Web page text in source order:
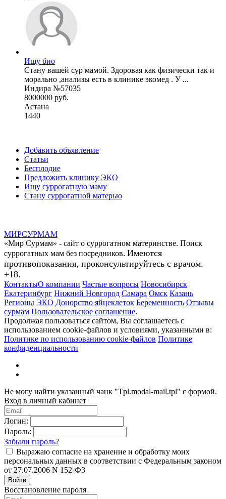
Ищу био
Стану вашей сур мамой. Здоровая как физически так и
морально ,анализы есть в клинике экомед . У ...
Индира №57035
8000000 руб.
Астана
1440
Добавить объявление
Статьи
Бесплодие
Предложить клинику ЭКО
Ищу суррогатную маму
Стану суррогатной матерью
МИРСУРМАМ
«Мир Сурмам» - сайт о суррогатном материнстве. Поиск
суррогатных мам без посредников. Имеются
противопоказания, проконсультируйтесь с врачом.
+18.
КонтактыО компании Частые вопросы Новосибирск
Екатеринбург Нижний Новгород Самара Омск Казань
Регионы ЭКО Донорство яйцеклеток Беременность Отзывы
сурмам Пользовательское соглашение.
Продолжая пользоваться сайтом, Вы соглашаетесь с
использованием cookie-файлов и условиями, указанными в:
Политике по использованию cookie-файлов Политике
конфиденциальности
Не могу найти указанный чанк "Tpl.modal-mail.tpl" с формой.
Вход в личный кабинет
Логин:
Пароль:
Забыли пароль?
Выражаю согласие на хранение и обработку моих
персональных данных в соответствии с Федеральным законом
от 27.07.2006 N 152-ФЗ
Войти
Восстановление пароля